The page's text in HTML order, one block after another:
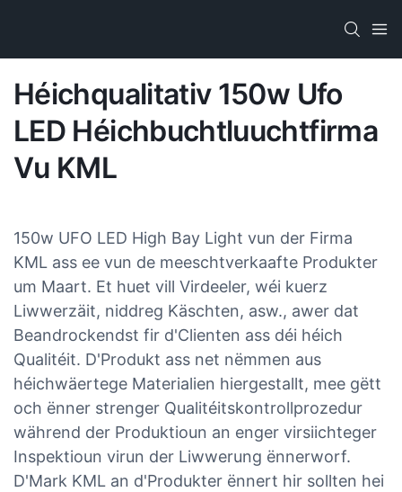
Héichqualitativ 150w Ufo
LED Héichbuchtluuchtfirma
Vu KML
150w UFO LED High Bay Light vun der Firma
KML ass ee vun de meeschtverkaafte Produkter
um Maart. Et huet vill Virdeeler, wéi kuerz
Liwwerzäit, niddreg Käschten, asw., awer dat
Beandrockendst fir d'Clienten ass déi héich
Qualitéit. D'Produkt ass net nëmmen aus
héichwäertege Materialien hiergestallt, mee gëtt
och ënner strenger Qualitéitskontrollprozedur
während der Produktioun an enger virsiichteger
Inspektioun virun der Liwwerung ënnerworf.
D'Mark KML an d'Produkter ënnert hir sollten hei